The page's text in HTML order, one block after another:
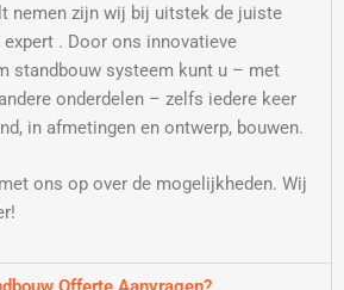
nemen zijn wij bij uitstek de juiste
. Door ons innovatieve
standbouw systeem kunt u – met
onderdelen – zelfs iedere keer
in afmetingen en ontwerp, bouwen.
ons op over de mogelijkheden. Wij